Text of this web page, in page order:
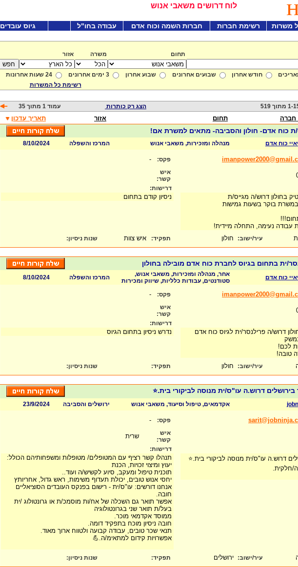
לוח דרושים משאבי אנוש
משרות רשימת חברות חברות השמה וכוח אדם עבודה בחו"ל גיוס עובדים
תחום משרה אזור
חודש אחרון שבועים אחרונים שבוע אחרון 3 ימים אחרונים
24 שעות אחרונות
רשימת כל המשרות
מתוך 519 הצג רק כותרות עמוד 1 מתוך 35
תחום אזור תאריך עדכון
ת כוח אדם- חולון והסביבה- מתאים למשרת אם!
כוח אדם מנהלה ומזכירות, משאבי אנוש המרכז והשפלה
8/10/2024
פקס: -
איש
קשר:
בחולון דרוש/ה מגייס/ת
בוקר בשעות גמישות
עבודה נעימה, התחלה מיידית!
דרישות:
ניסיון קודם בתחום
עיר/ישוב: חולון תפקיד: איש צוות שנות ניסיון:
ית בתחום בגיוס לחברת כוח אדם מובילה בחולון
כוח אדם
אחר, מנהלה ומזכירות, משאבי אנוש,
סטודנטים, עבודות כלליות, שיווק ומכירות
המרכז והשפלה
8/10/2024
פקס: -
איש
קשר:
דרוש/ה פרילנסר/ית לגיוס כוח אדם
לכם!
טובה!
דרישות:
נדרש ניסיון בתחום הגיוס
עיר/ישוב: חולון תפקיד: שנות ניסיון:
דרוש.ה עו"ס/ית מנוסה לביקורי בית.⭐
אקדמאים, טיפול וסיעוד, משאבי אנוש ירושלים והסביבה
23/9/2024
פקס: -
איש
קשר:
שרית
דרוש.ה עו"ס/ית מנוסה לביקורי בית.⭐
חלקית.
דרישות:
תנהלו קשר רציף עם המטופלים/ מטופלות ומשפחותיהם הכולל:
יעוץ ומיצוי זכויות, הכנת
תוכנית טיפול ומעקב, סיוע לקשיש/ה ועוד..
יחסי אנוש טובים, יכולת תעדוף משימות, ראש גדול, אחריותץ
אנחנו דורשים: עו"ס/ית - רישום בפנקס העובדים הסוציאליים
חובה.
אפשר תואר גם השכלה של אח/ות מוסמכ/ת או גרונטולוג /ית
בעל/ת תואר שני בגרונטולוגיה
ממוסד אקדמאי מוכר.
חובה ניסיון מוכח בתפקיד דומה.
תנאי שכר טובים, עבודה קבועה ולטווח ארוך מאוד.
אפשרויות קידום למתאימ/ה.💪
עיר/ישוב: ירושלים תפקיד: שנות ניסיון: